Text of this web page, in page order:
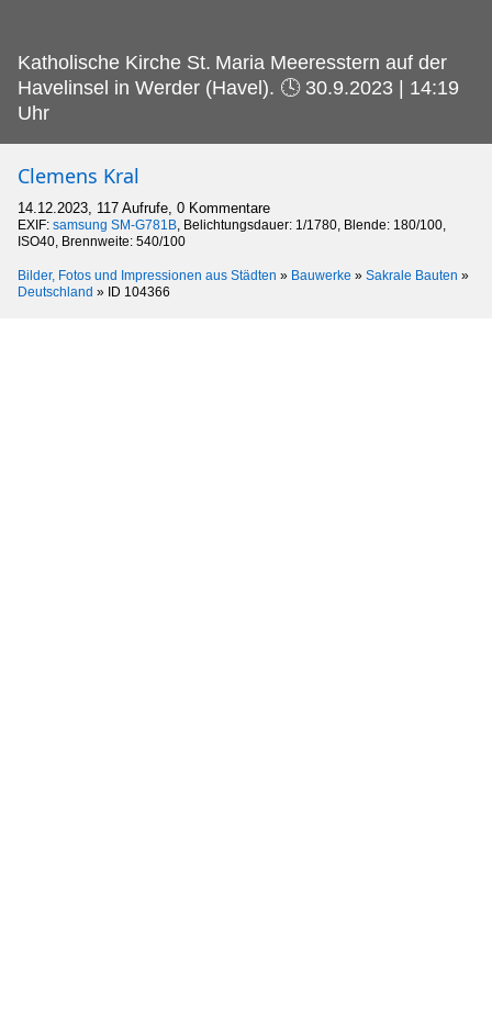
Katholische Kirche St. Maria Meeresstern auf der
Havelinsel in Werder (Havel). 🕓 30.9.2023 | 14:19
Uhr
Clemens Kral
14.12.2023, 117 Aufrufe, 0 Kommentare
EXIF: samsung SM-G781B, Belichtungsdauer: 1/1780, Blende: 180/100,
ISO40, Brennweite: 540/100
Bilder, Fotos und Impressionen aus Städten » Bauwerke » Sakrale Bauten »
Deutschland » ID 104366